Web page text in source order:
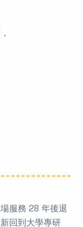
服務 28 年後退
回到大學專研